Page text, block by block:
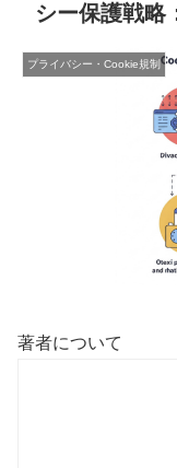
シー保護戦略
プライバシー・Cookie規制
著者について